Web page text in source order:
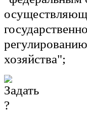
хозяйства";